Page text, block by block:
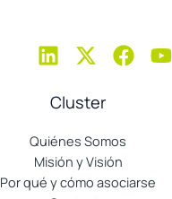
Cluster
Quiénes Somos
Misión y Visión
Por qué y cómo asociarse